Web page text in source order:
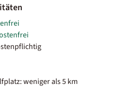
weniger als 5 km